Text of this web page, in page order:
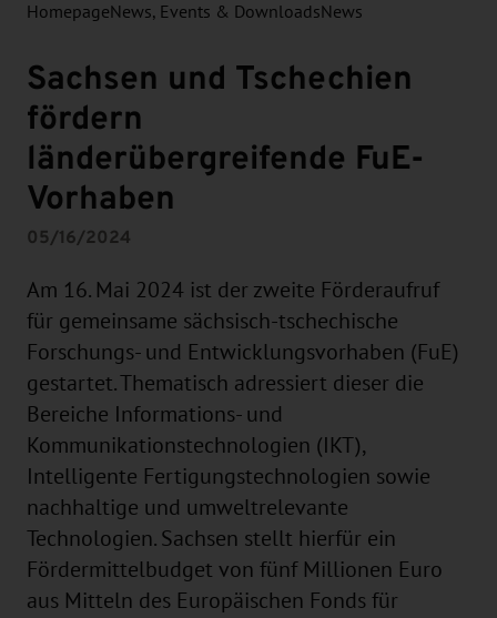
HomepageNews, Events & DownloadsNews
Sachsen und Tschechien
fördern
länderübergreifende FuE-
Vorhaben
05/16/2024
Am 16. Mai 2024 ist der zweite Förderaufruf
für gemeinsame sächsisch-tschechische
Forschungs- und Entwicklungsvorhaben (FuE)
gestartet. Thematisch adressiert dieser die
Bereiche Informations- und
Kommunikationstechnologien (IKT),
Intelligente Fertigungstechnologien sowie
nachhaltige und umweltrelevante
Technologien. Sachsen stellt hierfür ein
Fördermittelbudget von fünf Millionen Euro
aus Mitteln des Europäischen Fonds für